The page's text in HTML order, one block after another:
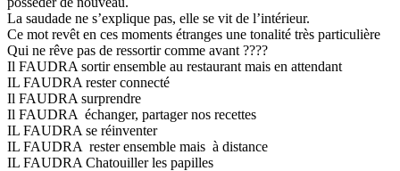
La saudade ne s’explique pas, elle se vit de l’intérieur.
Ce mot revêt en ces moments étranges une tonalité très particulière
Qui ne rêve pas de ressortir comme avant ????
Il FAUDRA sortir ensemble au restaurant mais en attendant
IL FAUDRA rester connecté
Il FAUDRA surprendre
Il FAUDRA échanger, partager nos recettes
IL FAUDRA se réinventer
IL FAUDRA rester ensemble mais à distance
IL FAUDRA Chatouiller les papilles